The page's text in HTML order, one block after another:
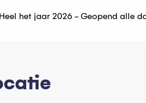
Heel het jaar 2026 - Geopend alle